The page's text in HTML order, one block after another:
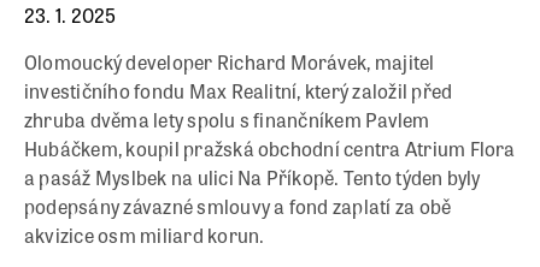
23. 1. 2025
Olomoucký developer Richard Morávek, majitel
investičního fondu Max Realitní, který založil před
zhruba dvěma lety spolu s finančníkem Pavlem
Hubáčkem, koupil pražská obchodní centra Atrium Flora
a pasáž Myslbek na ulici Na Příkopě. Tento týden byly
podepsány závazné smlouvy a fond zaplatí za obě
akvizice osm miliard korun.